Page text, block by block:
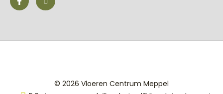
© 2026 Vloeren Centrum Meppel